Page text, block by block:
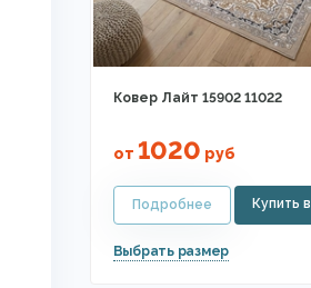
Ковер Лайт 15902 11022
от 1020 руб